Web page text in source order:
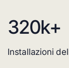
320k+
Installazioni